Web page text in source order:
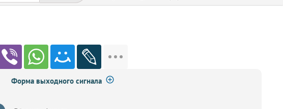
Форма выходного сигнала